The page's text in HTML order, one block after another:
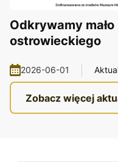
Odkrywamy
ostrowieckiego
2026-06-01
Zobacz więcej